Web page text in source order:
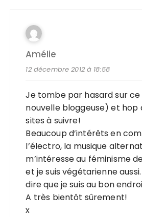
Amélie
12 décembre 2012 à 18:58
Je tombe par hasard sur
nouvelle bloggeuse) et hop
sites à suivre!
Beaucoup d’intérêts en
l’électro, la musique
m’intéresse au féminisme
et je suis végétarienne
dire que je suis au bon
A très bientôt sûrement!
x